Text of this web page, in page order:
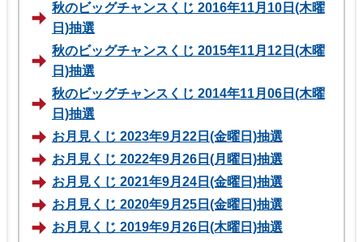
秋のビッグチャンスくじ 2016年11月10日(木曜
日)抽選
秋のビッグチャンスくじ 2015年11月12日(木曜
日)抽選
秋のビッグチャンスくじ 2014年11月06日(木曜
日)抽選
お月見くじ 2023年9月22日(金曜日)抽選
お月見くじ 2022年9月26日(月曜日)抽選
お月見くじ 2021年9月24日(金曜日)抽選
お月見くじ 2020年9月25日(金曜日)抽選
お月見くじ 2019年9月26日(木曜日)抽選